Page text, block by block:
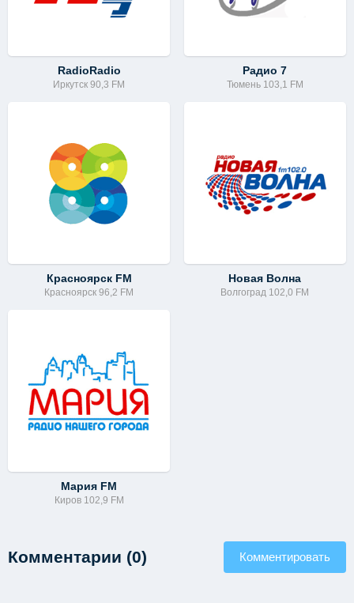
RadioRadio
Иркутск 90,3 FM
Радио 7
Тюмень 103,1 FM
Красноярск FM
Красноярск 96,2 FM
Новая Волна
Волгоград 102,0 FM
Мария FM
Киров 102,9 FM
Комментарии (0) Комментировать